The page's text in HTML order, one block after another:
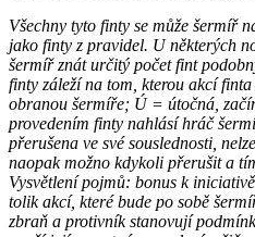
Všechny tyto finty se může šermíř
jako finty z pravidel. U některých
šermíř znát určitý počet fint
finty záleží na tom, kterou akcí
obranou šermíře; Ú = útočná,
provedením finty nahlásí hráč
přerušena ve své souslednosti,
naopak možno kdykoli přerušit a
Vysvětlení pojmů: bonus k
tolik akcí, které bude po sobě
zbraň a protivník stanovují